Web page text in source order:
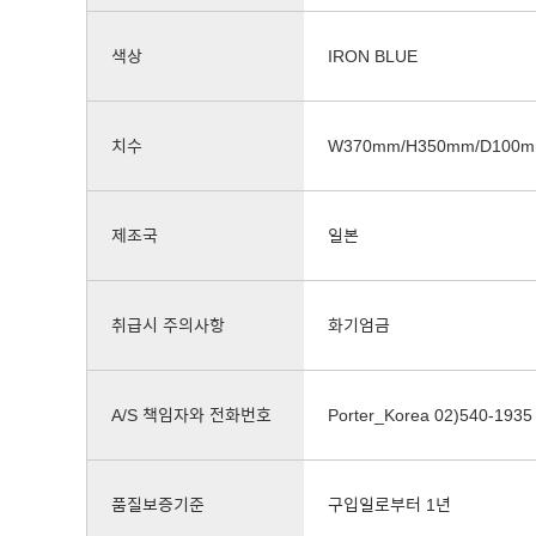
색상 IRON BLUE
치수 W370mm/H350mm/
제조국 일본
취급시 주의사항 화기엄금
A/S 책임자와 전화번호 Porter_Korea 02)540-1935
품질보증기준 구입일로부터 1년